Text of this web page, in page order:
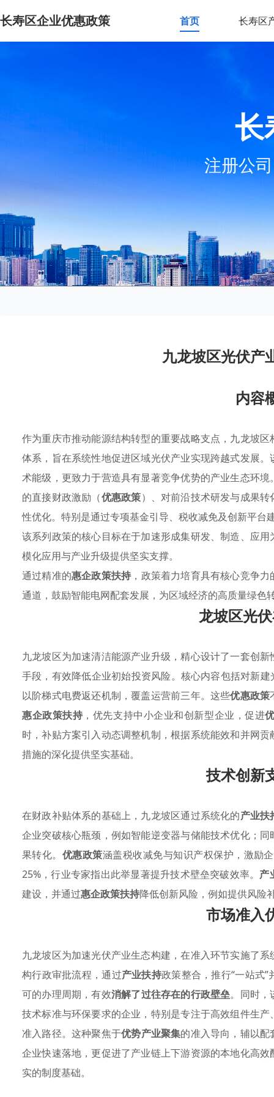
长寿区企业优惠政策 首页 长寿区
长
注册公
九龙坡区光伏产
内容
作为重庆市推动能源结构转型的重要战略支点，九龙坡区
体系，旨在系统性地促进区域光伏产业实现跨越式发展
术能级，更致力于营造具有显著竞争优势的产业生态环
的直接财政激励（优惠政策）、对前沿技术研发与成果
性优化。特别是通过专项基金引导、税收减免及创新平台
该系列政策的核心目标在于加速形成集研发、制造、应
模化应用与产业升级提供坚实支撑。
通过精准的惠企政策扶持 ，政策着力培育具有核心竞争
通道，鼓励智能电网配套发展，为区域经济的高质量绿色
龙坡区光
九龙坡区为加速清洁能源产业升级，精心设计了一套创
手段，有效降低企业初始投资风险。核心内容包括对新
以阶梯式电费返还机制，覆盖运营前三年。这些优惠政策
惠企政策扶持 ，优先支持中小企业和创新型企业，促进
时，补贴方案引入动态调整机制，根据系统能效和并网
措施的深化提供坚实基础。
技术创新
在财政补贴体系的基础上，九龙坡区通过系统化的产业扶
企业突破核心瓶颈，例如智能逆变器与储能技术优化；
果转化。 优惠政策涵盖税收减免与知识产权保护，激励
25%，行业专家指出此举显著提升技术壁垒突破效率。 产
建设，并通过惠企政策扶持降低创新风险，例如提供风险
市场准入
九龙坡区为加速光伏产业生态构建，在准入环节实施了
构行政审批流程，通过产业扶持政策整合，推行“一站式
可的办理周期，有效消解了过往存在的行政壁垒。同时，
技术标准与环保要求的企业，特别是专注于高效组件生
准入路径。这种聚焦于优势产业聚集的准入导向，辅以配
企业快速落地，更促进了产业链上下游资源的本地化高
实的制度基础。